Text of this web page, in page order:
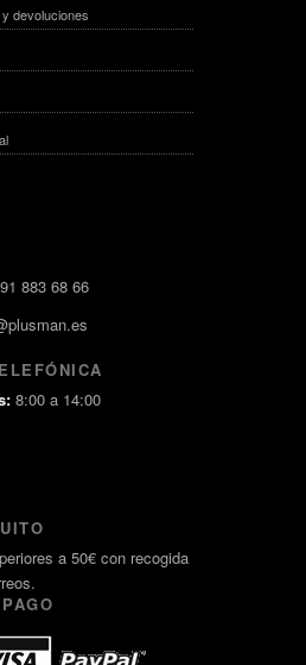
devoluciones
883 68 66
8:00 a 14:00
a 50€ con recogida